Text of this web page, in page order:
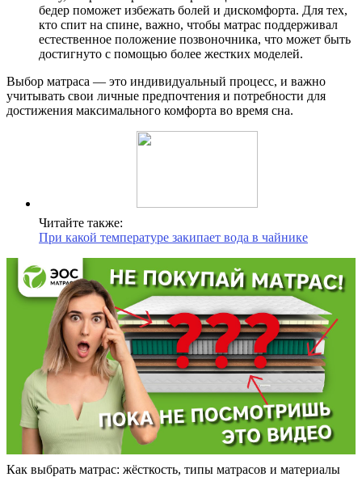
бедер поможет избежать болей и дискомфорта. Для тех,
кто спит на спине, важно, чтобы матрас поддерживал
естественное положение позвоночника, что может быть
достигнуто с помощью более жестких моделей.
Выбор матраса — это индивидуальный процесс, и важно
учитывать свои личные предпочтения и потребности для
достижения максимального комфорта во время сна.
Читайте также:
При какой температуре закипает вода в чайнике
Как выбрать матрас: жёсткость, типы матрасов и материалы